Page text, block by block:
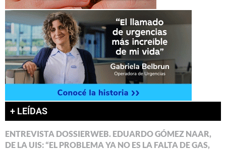
+ LEÍDAS
ENTREVISTA DOSSIERWEB. EDUARDO GÓMEZ NAAR,
DE LA UIS: “EL PROBLEMA YA NO ES LA FALTA DE GAS,